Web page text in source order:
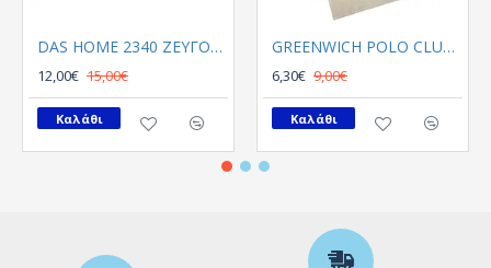
DAS HOME 2340 ΖΕΥΓΟΣ ΜΑΞΙΛΑΡΟΘΗΚΕΣ 50Χ70 ΚΑΠΙΤΟΝΕ ΛΕΥΚΟ
12,00€ 15,00€
Καλάθι
GREENWICH POLO CLUB RUNNER 40Χ150 2637
6,30€ 9,00€
Καλάθι